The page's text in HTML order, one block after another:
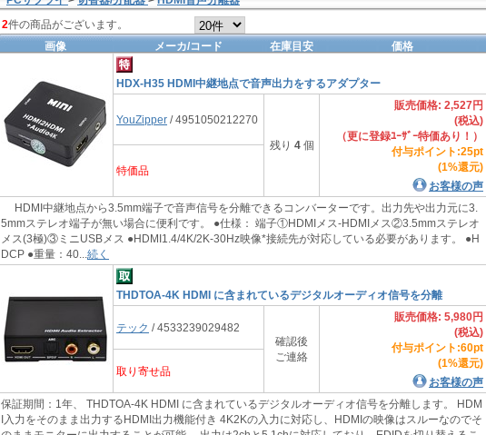
2件の商品がございます。
画像
メーカ/コード 在庫目安 価格
HDX-H35 HDMI中継地点で音声出力をするアダプター
YouZipper / 4951050212270
残り 4個
販売価格: 2,527円
(税込)
（更に登録ﾕｰｻﾞｰ特価あり！）
付与ポイント:25pt
(1%還元)
お客様の声
特価品
HDMI中継地点から3.5mm端子で音声信号を分離できるコンバーターです。出力先や出力元に3.
5mmステレオ端子が無い場合に便利です。 ●仕様： 端子①HDMIメス-HDMIメス②3.5mmステレオ
メス(3極)③ミニUSBメス ●HDMI1.4/4K/2K-30Hz映像*接続先が対応している必要があります。 ●H
DCP ●重量：40... 続く
THDTOA-4K HDMI に含まれているデジタルオーディオ信号を分離
テック / 4533239029482
確認後
ご連絡
販売価格: 5,980円
(税込)
付与ポイント:60pt
(1%還元)
お客様の声
取り寄せ品
保証期間：1年、 THDTOA-4K HDMI に含まれているデジタルオーディオ信号を分離します。 HDM
I入力をそのまま出力するHDMI出力機能付き 4K2Kの入力に対応し、HDMIの映像はスルーなのでそ